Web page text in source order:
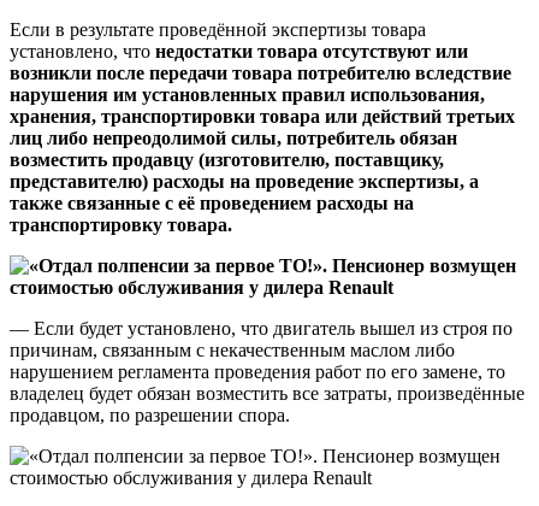
Если в результате проведённой экспертизы товара
установлено, что недостатки товара отсутствуют или
возникли после передачи товара потребителю вследствие
нарушения им установленных правил использования,
хранения, транспортировки товара или действий третьих
лиц либо непреодолимой силы, потребитель обязан
возместить продавцу (изготовителю, поставщику,
представителю) расходы на проведение экспертизы, а
также связанные с её проведением расходы на
транспортировку товара.
— Если будет установлено, что двигатель вышел из строя по
причинам, связанным с некачественным маслом либо
нарушением регламента проведения работ по его замене, то
владелец будет обязан возместить все затраты, произведённые
продавцом, по разрешении спора.